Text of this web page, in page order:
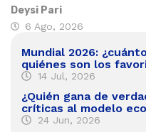
Deysi Pari
6 Ago, 2026
Mundial 2026:
quiénes son los
14 Jul, 2026
¿Quién gana de
críticas al modelo
24 Jun, 2026